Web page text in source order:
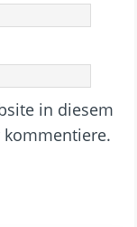
in diesem